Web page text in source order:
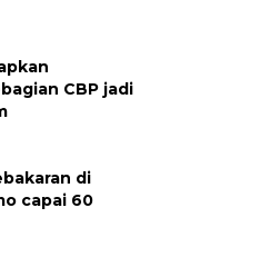
CBP jadi
di
capai 60